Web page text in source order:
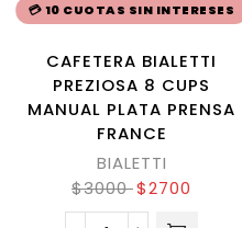
💳 10 CUOTAS SIN INTERESES
CAFETERA BIALETTI
PREZIOSA 8 CUPS
MANUAL PLATA PRENSA
FRANCE
BIALETTI
$3000 $2700